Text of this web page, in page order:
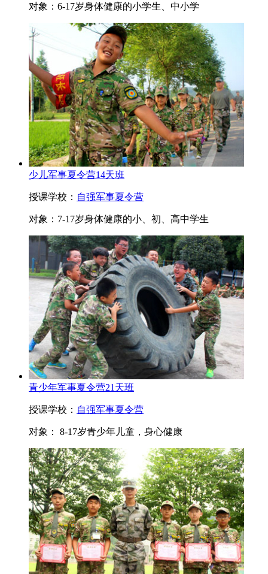
对象： 6-17岁身体健康的小学生、中小学
少儿军事夏令营14天班
授课学校： 自强军事夏令营
对象： 7-17岁身体健康的小、初、高中学生
青少年军事夏令营21天班
授课学校： 自强军事夏令营
对象： 8-17岁青少年儿童，身心健康